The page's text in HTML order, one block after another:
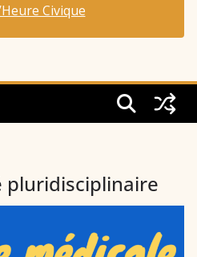
Civique
pluridisciplinaire